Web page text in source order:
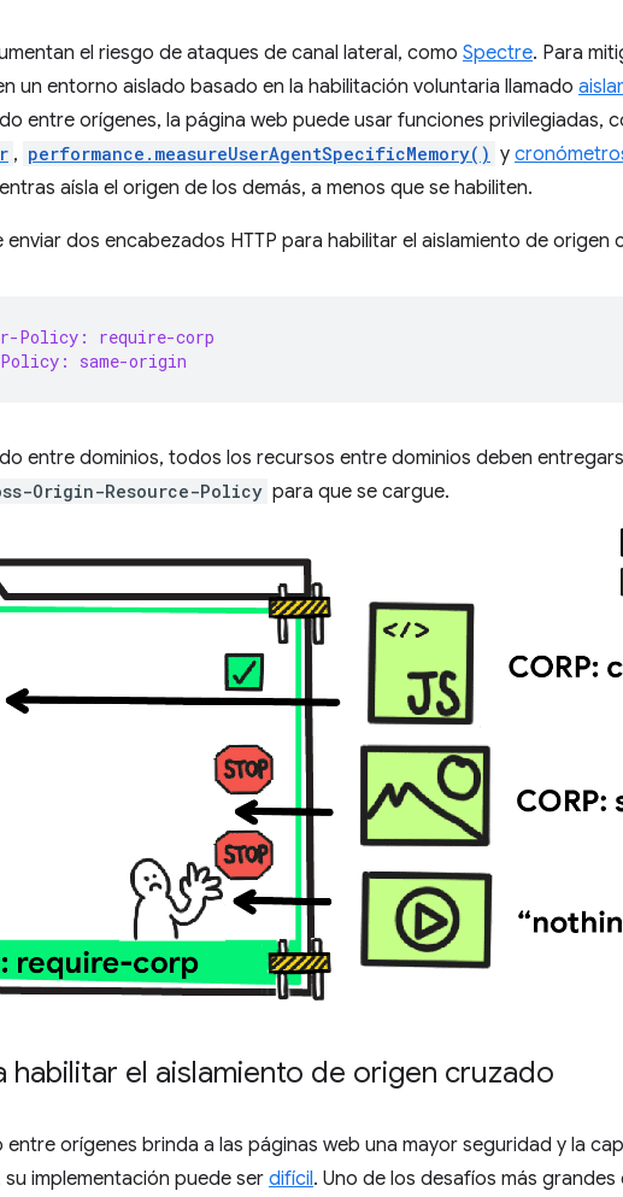
el riesgo de ataques de canal lateral, como Spectre. Para
un entorno aislado basado en la habilitación voluntaria llamado
entre orígenes, la página web puede usar funciones privilegiadas,
, performance.measureUserAgentSpecificMemory() y
aísla el origen de los demás, a menos que se habiliten.
dos encabezados HTTP para habilitar el aislamiento de origen
Policy: require-corp
same-origin
entre dominios, todos los recursos entre dominios deben
Origin-Resource-Policy para que se cargue.
habilitar el aislamiento de origen cruzado
entre orígenes brinda a las páginas web una mayor seguridad y la
implementación puede ser difícil. Uno de los desafíos más